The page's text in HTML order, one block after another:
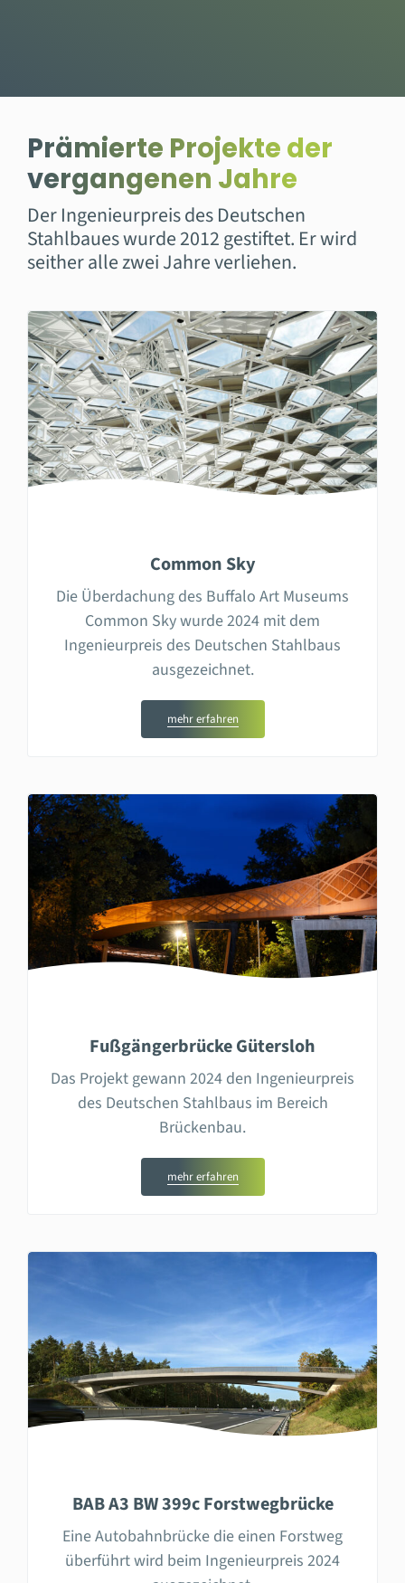
Prämierte Projekte der
vergangenen Jahre
Der Ingenieurpreis des Deutschen
Stahlbaues wurde 2012 gestiftet. Er wird
seither alle zwei Jahre verliehen.
Common Sky
Die Überdachung des Buffalo Art Museums
Common Sky wurde 2024 mit dem
Ingenieurpreis des Deutschen Stahlbaus
ausgezeichnet.
mehr erfahren
Fußgängerbrücke Gütersloh
Das Projekt gewann 2024 den Ingenieurpreis
des Deutschen Stahlbaus im Bereich
Brückenbau.
mehr erfahren
BAB A3 BW 399c Forstwegbrücke
Eine Autobahnbrücke die einen Forstweg
überführt wird beim Ingenieurpreis 2024